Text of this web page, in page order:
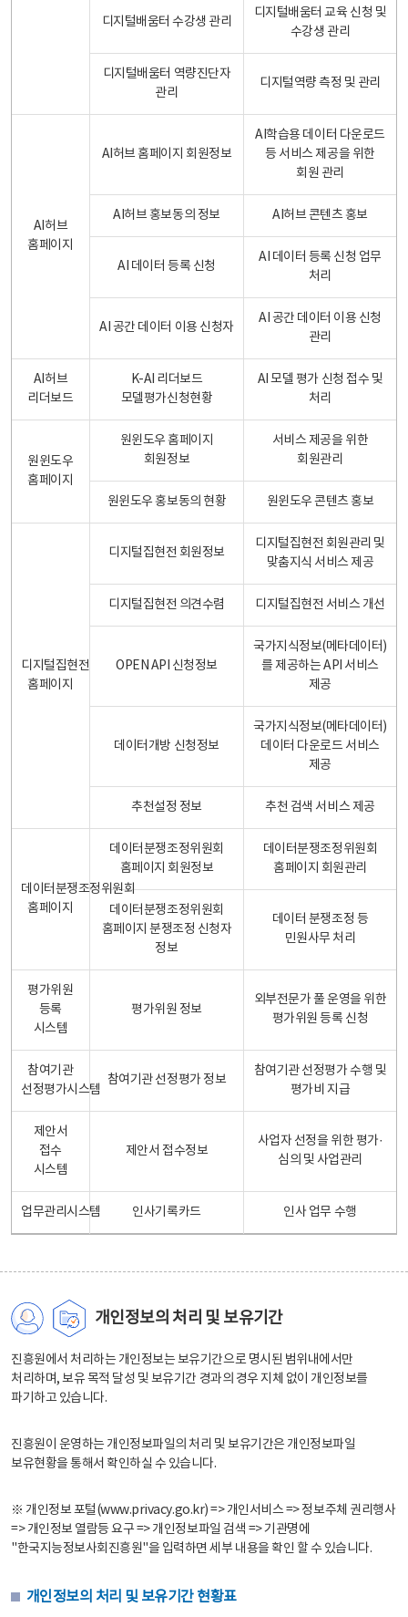
디지털배움터 수강생 관리
디지털배움터 교육 신청 및
수강생 관리
디지털배움터 역량진단자
관리
디지털역량 측정 및 관리
AI허브
홈페이지
AI허브 홈페이지 회원정보
AI학습용 데이터 다운로드
등 서비스 제공을 위한
회원 관리
AI허브 홍보동의 정보 AI허브 콘텐츠 홍보
AI 데이터 등록 신청
AI 데이터 등록 신청 업무
처리
AI 공간 데이터 이용 신청자
AI 공간 데이터 이용 신청
관리
AI허브
리더보드
K-AI 리더보드
모델평가신청현황
AI 모델 평가 신청 접수 및
처리
원윈도우
홈페이지
원윈도우 홈페이지
회원정보
서비스 제공을 위한
회원관리
원윈도우 홍보동의 현황 원윈도우 콘텐츠 홍보
디지털집현전
홈페이지
디지털집현전 회원정보
디지털집현전 회원관리 및
맞춤지식 서비스 제공
디지털집현전 의견수렴 디지털집현전 서비스 개선
OPEN API 신청정보
국가지식정보(메타데이터)
를 제공하는 API 서비스
제공
데이터개방 신청정보
국가지식정보(메타데이터)
데이터 다운로드 서비스
제공
추천설정 정보 추천 검색 서비스 제공
데이터분쟁조정위원회
홈페이지
데이터분쟁조정위원회
홈페이지 회원정보
데이터분쟁조정위원회
홈페이지 회원관리
데이터분쟁조정위원회
홈페이지 분쟁조정 신청자
정보
데이터 분쟁조정 등
민원사무 처리
평가위원
등록
시스템
평가위원 정보
외부전문가 풀 운영을 위한
평가위원 등록 신청
참여기관
선정평가시스템
참여기관 선정평가 정보
참여기관 선정평가 수행 및
평가비 지급
제안서
접수
시스템
제안서 접수정보
사업자 선정을 위한 평가·
심의 및 사업관리
업무관리시스템 인사기록카드 인사 업무 수행
개인정보의 처리 및 보유기간
진흥원에서 처리하는 개인정보는 보유기간으로 명시된 범위내에서만
처리하며, 보유 목적 달성 및 보유기간 경과의 경우 지체 없이 개인정보를
파기하고 있습니다.
진흥원이 운영하는 개인정보파일의 처리 및 보유기간은 개인정보파일
보유현황을 통해서 확인하실 수 있습니다.
※ 개인정보 포털(www.privacy.go.kr) => 개인서비스 => 정보주체 권리행사
=> 개인정보 열람등 요구 => 개인정보파일 검색 => 기관명에
"한국지능정보사회진흥원"을 입력하면 세부 내용을 확인 할 수 있습니다.
개인정보의 처리 및 보유기간 현황표